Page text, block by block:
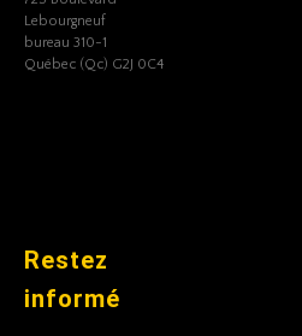
Lebourgneuf
bureau 310-1
Québec (Qc) G2J 0C4
Restez
informé